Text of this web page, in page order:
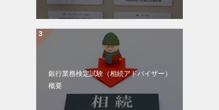
銀行業務検定試験（相続アドバイザー）
概要